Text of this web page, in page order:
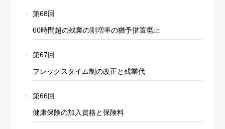
第68回
60時間超の残業の割増率の猶予措置廃止
第67回
フレックスタイム制の改正と残業代
第66回
健康保険の加入資格と保険料